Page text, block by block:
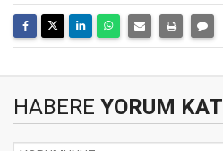
HABERE YORUM KAT